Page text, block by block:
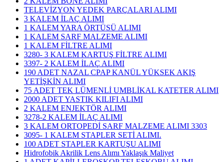
TELEVİZYON YEDEK PARÇALARI ALIMI
3 KALEM İLAÇ ALIMI
1 KALEM YARA ÖRTÜSÜ ALIMI
1 KALEM SARF MALZEME ALIMI
1 KALEM FİLTRE ALIMI
3280- 3 KALEM KARTUŞ FİLTRE ALIMI
3397- 2 KALEM İLAÇ ALIMI
190 ADET NAZAL CPAP KANÜL YÜKSEK AKIŞ
YETİŞKİN ALIMI
75 ADET TEK LÜMENLİ UMBLİKAL KATETER ALIMI
2000 ADET YASTIK KILIFI ALIMI
2 KALEM ENJEKTÖR ALIMI
3278-2 KALEM İLAÇ ALIMI
3 KALEM ORTOPEDİ SARF MALZEME ALIMI 3303
3095- 1 KALEM STAPLER SETİ ALIMI.
100 ADET STAPLER KARTUŞU ALIMI
Hidrofobik Akrilik Lens Alımı Yaklaşık Maliyet